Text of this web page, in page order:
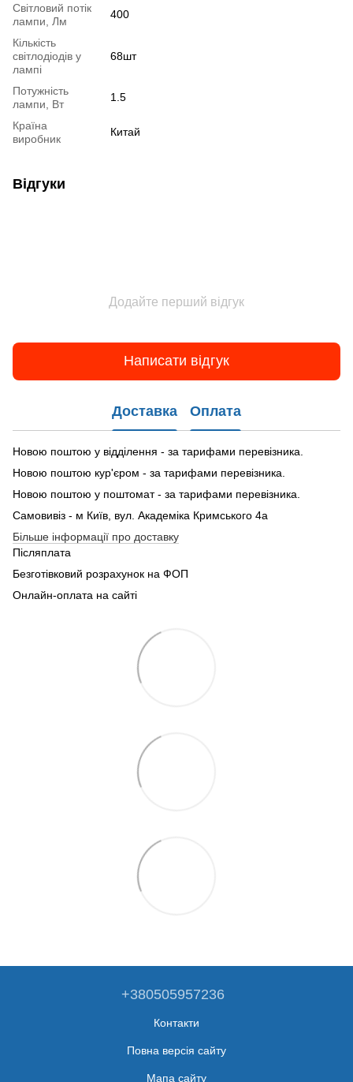
Світловий потік
лампи, Лм
400
Кількість
світлодіодів у
лампі
68шт
Потужність
лампи, Вт
1.5
Країна
виробник
Китай
Відгуки
Додайте перший відгук
Написати відгук
Доставка Оплата
Новою поштою у відділення - за тарифами перевізника.
Новою поштою кур'єром - за тарифами перевізника.
Новою поштою у поштомат - за тарифами перевізника.
Самовивіз - м Київ, вул. Академіка Кримського 4а
Більше інформації про доставку
Післяплата
Безготівковий розрахунок на ФОП
Онлайн-оплата на сайті
+380505957236
Контакти
Повна версія сайту
Мапа сайту